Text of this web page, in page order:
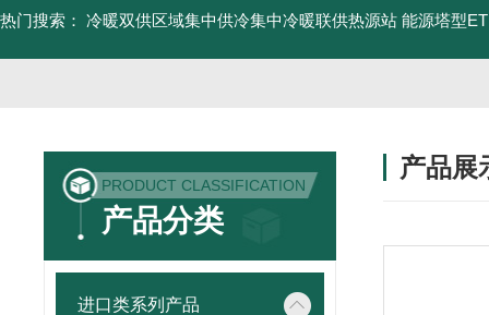
热门搜索： 冷暖双供区域集中供冷集中冷暖联供热源站 能源塔型
PRODUCT CLASSIFICATION
产品分类
进口类系列产品
产品展